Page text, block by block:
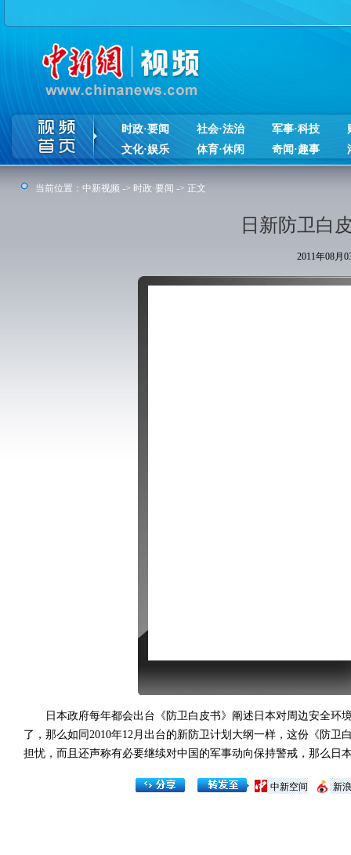
时政·要闻 社会·法治 军事·科技
文化·娱乐
体育·休闲 奇闻·趣事
当前位置： 中新视频 -> 时政·要闻 -> 正文
日新防卫白
2011年08月
日本政府每年都会出台《防卫白皮书》阐述日本对周边安全环
了，那么如同2010年12月出台的新防卫计划大纲一样，这份《防
担忧，而且还声称有必要继续对中国的军事动向保持警戒，那么日
新
中新空间